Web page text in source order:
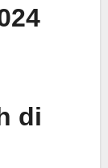
di